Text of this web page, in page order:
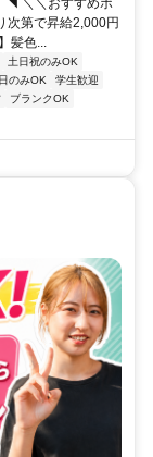
◥ ＼＼おすすめポ
次第で昇給2,000円
髪色...
土日祝のみOK
のみOK
学生歓迎
ブランクOK